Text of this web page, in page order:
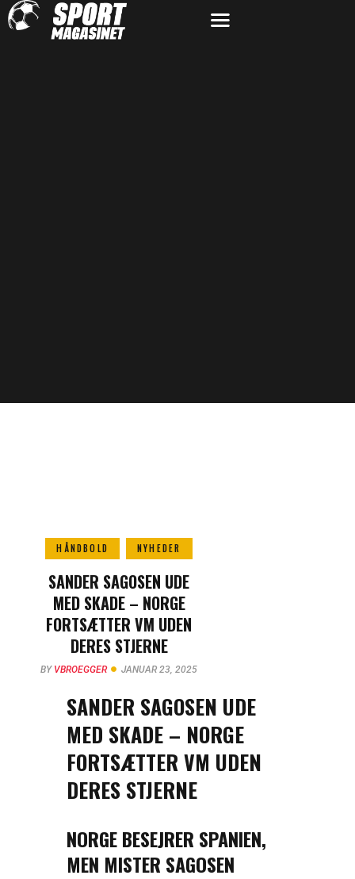
HÅNDBOLD NYHEDER
SANDER SAGOSEN UDE
MED SKADE – NORGE
FORTSÆTTER VM UDEN
DERES STJERNE
BY VBROEGGER JANUAR 23, 2025
SANDER SAGOSEN UDE
MED SKADE – NORGE
FORTSÆTTER VM UDEN
DERES STJERNE
NORGE BESEJRER SPANIEN,
MEN MISTER SAGOSEN